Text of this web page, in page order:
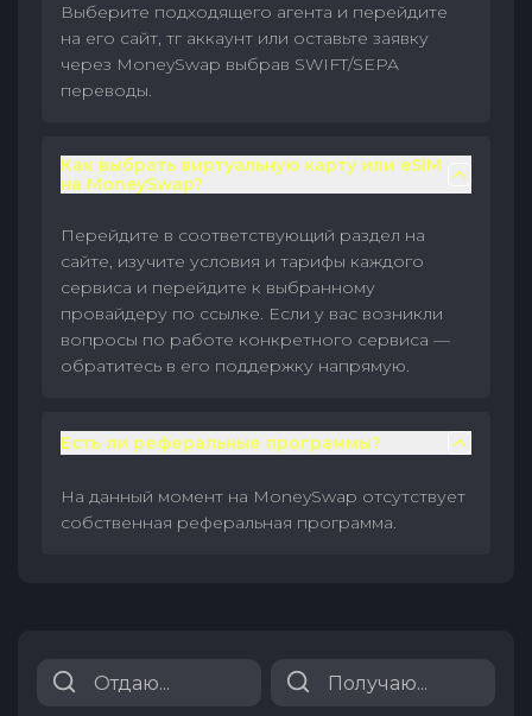
Выберите подходящего агента и перейдите
на его сайт, тг аккаунт или оставьте заявку
через MoneySwap выбрав SWIFT/SEPA
переводы.
Как выбрать виртуальную карту или eSIM
на MoneySwap?
Перейдите в соответствующий раздел на
сайте, изучите условия и тарифы каждого
сервиса и перейдите к выбранному
провайдеру по ссылке. Если у вас возникли
вопросы по работе конкретного сервиса —
обратитесь в его поддержку напрямую.
Есть ли реферальные программы?
На данный момент на MoneySwap отсутствует
собственная реферальная программа.